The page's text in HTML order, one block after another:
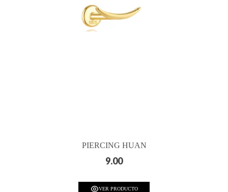
PIERCING HUAN
9.00
VER PRODUCTO